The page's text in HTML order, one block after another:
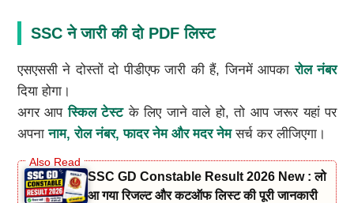
SSC ने जारी की दो PDF लिस्ट
एसएससी ने दोस्तों दो पीडीएफ जारी की हैं, जिनमें आपकारोल नंबर
दिया होगा।
अगर आपस्किल टेस्टके लिए जाने वाले हो, तो आप जरूर यहां पर
अपनानाम, रोल नंबर, फादर नेम और मदर नेमसर्च कर लीजिएगा।
SSC GD Constable Result 2026 New : लो
आ गया रिजल्ट और कटऑफ लिस्ट की पूरी जानकारी